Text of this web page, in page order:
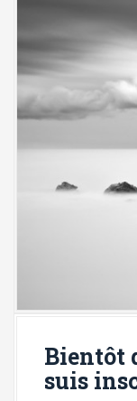
Bientôt
suis